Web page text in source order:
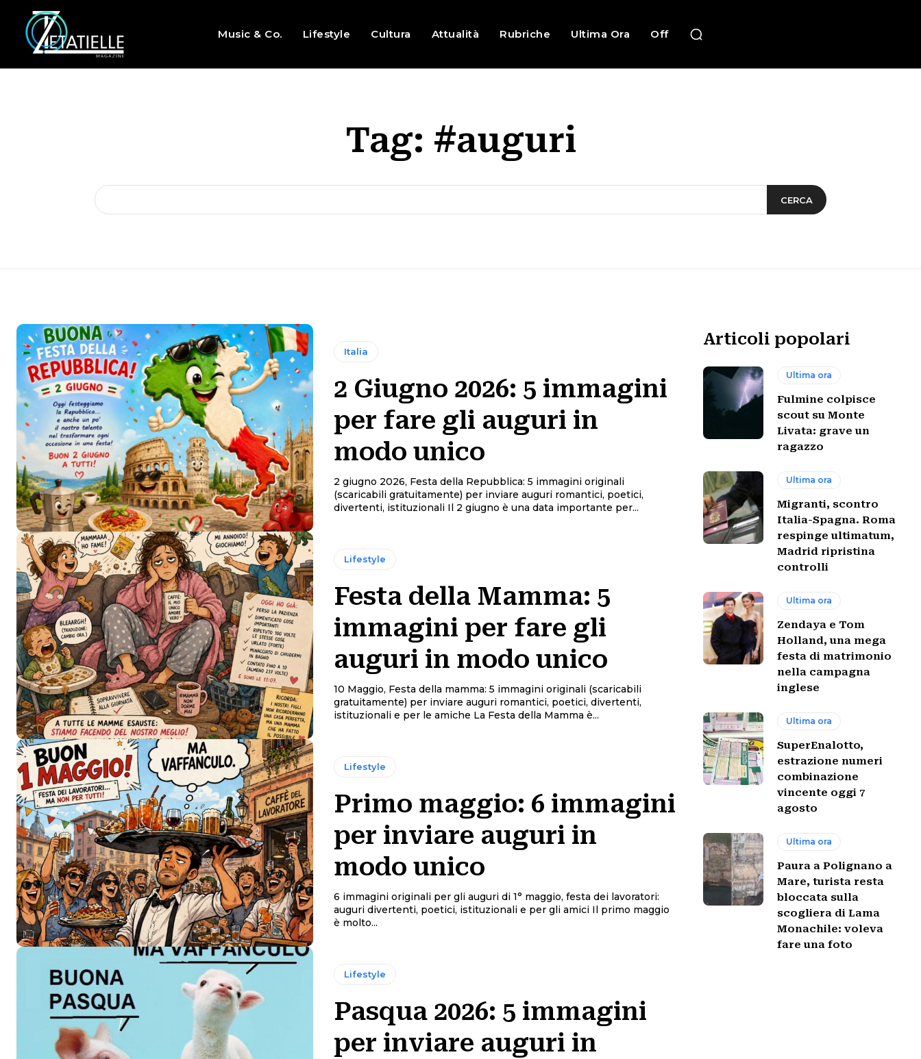
Music & Co. Lifestyle Cultura Attualità Rubriche Ultima Ora Off
Tag: #auguri
CERCA
Italia
2 Giugno 2026: 5 immagini
per fare gli auguri in
modo unico
2 giugno 2026, Festa della Repubblica: 5 immagini originali
(scaricabili gratuitamente) per inviare auguri romantici, poetici,
divertenti, istituzionali Il 2 giugno è una data importante per...
Lifestyle
Festa della Mamma: 5
immagini per fare gli
auguri in modo unico
10 Maggio, Festa della mamma: 5 immagini originali (scaricabili
gratuitamente) per inviare auguri romantici, poetici, divertenti,
istituzionali e per le amiche La Festa della Mamma è...
Lifestyle
Primo maggio: 6 immagini
per inviare auguri in
modo unico
6 immagini originali per gli auguri di 1° maggio, festa dei lavoratori:
auguri divertenti, poetici, istituzionali e per gli amici Il primo maggio
è molto...
Lifestyle
Pasqua 2026: 5 immagini
per inviare auguri in
Articoli popolari
Ultima ora
Fulmine colpisce
scout su Monte
Livata: grave un
ragazzo
Ultima ora
Migranti, scontro
Italia-Spagna. Roma
respinge ultimatum,
Madrid ripristina
controlli
Ultima ora
Zendaya e Tom
Holland, una mega
festa di matrimonio
nella campagna
inglese
Ultima ora
SuperEnalotto,
estrazione numeri
combinazione
vincente oggi 7
agosto
Ultima ora
Paura a Polignano a
Mare, turista resta
bloccata sulla
scogliera di Lama
Monachile: voleva
fare una foto